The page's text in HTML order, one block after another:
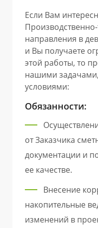
Если Вам
направления в
и Вы получаете
этой работы, то
нашими
условиями:
Обязанности:
от Заказчика
документации и
ее качестве.
Внесение
накопительные
изменений в